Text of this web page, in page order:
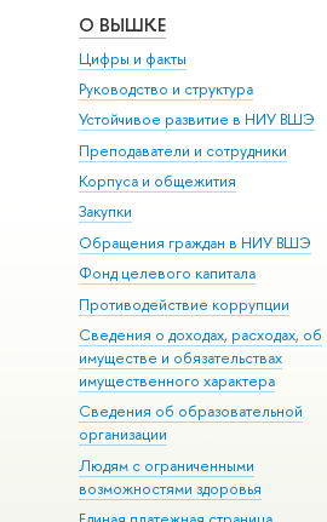
О ВЫШКЕ
Цифры и факты
Руководство и структура
Устойчивое развитие в НИУ ВШЭ
Преподаватели и сотрудники
Корпуса и общежития
Закупки
Обращения граждан в НИУ ВШЭ
Фонд целевого капитала
Противодействие коррупции
Сведения о доходах, расходах, об
имуществе и обязательствах
имущественного характера
Сведения об образовательной
организации
Людям с ограниченными
возможностями здоровья